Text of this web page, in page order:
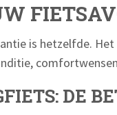
is hetzelfde.
DE